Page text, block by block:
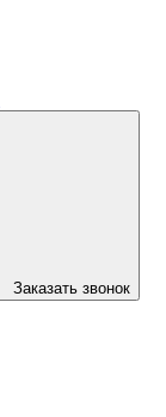
Заказать звонок